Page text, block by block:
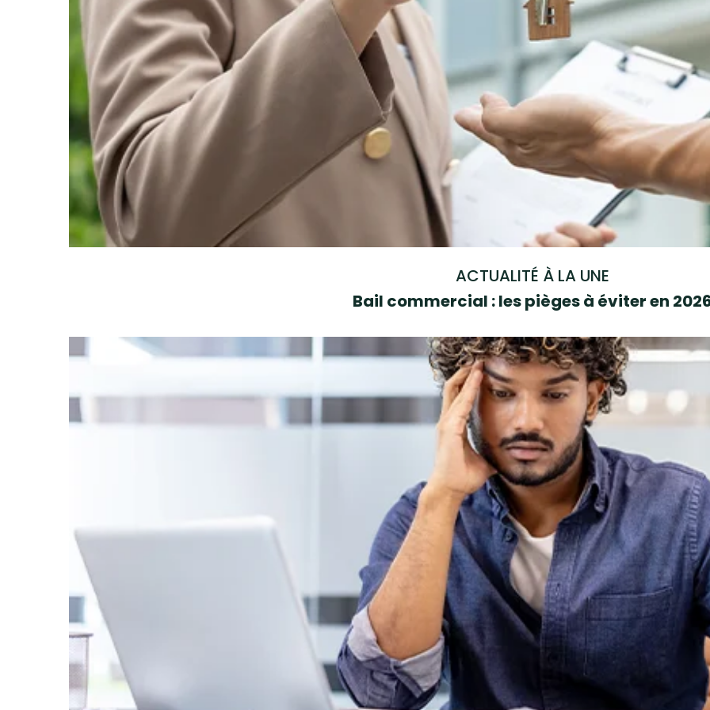
ACTUALITÉ À LA UNE
Bail commercial : les pièges à éviter en